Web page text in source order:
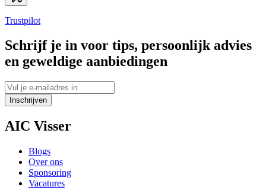
Trustpilot
Schrijf je in voor tips, persoonlijk advies
en geweldige aanbiedingen
Inschrijven
AIC Visser
Blogs
Over ons
Sponsoring
Vacatures